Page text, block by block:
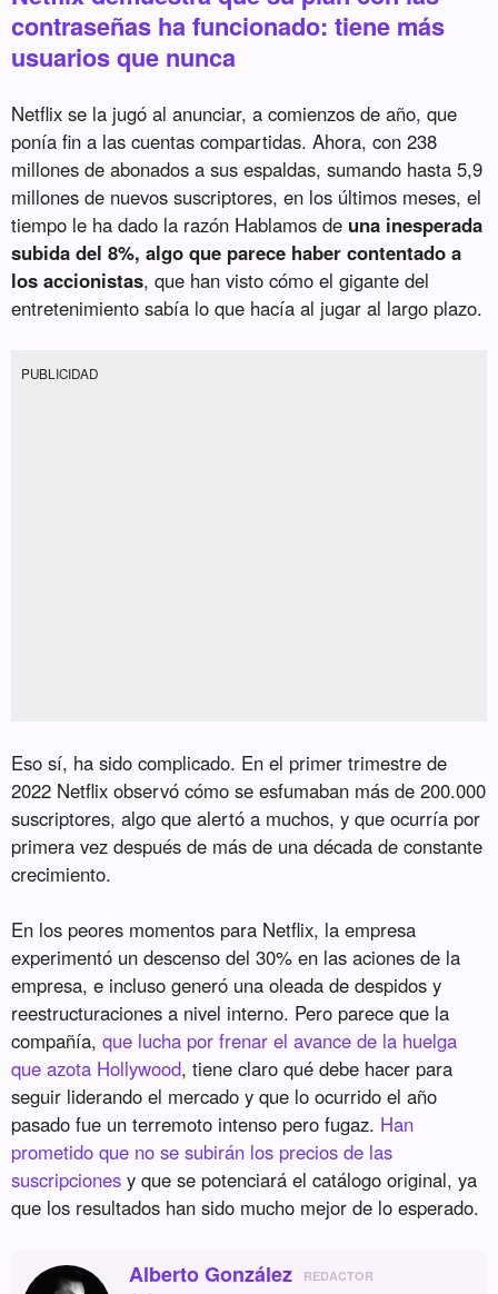
contraseñas ha funcionado: tiene más
usuarios que nunca
Netflix se la jugó al anunciar, a comienzos de año, que
ponía fin a las cuentas compartidas. Ahora, con 238
millones de abonados a sus espaldas, sumando hasta 5,9
millones de nuevos suscriptores, en los últimos meses, el
tiempo le ha dado la razón Hablamos de una inesperada
subida del 8%, algo que parece haber contentado a
los accionistas, que han visto cómo el gigante del
entretenimiento sabía lo que hacía al jugar al largo plazo.
PUBLICIDAD
Eso sí, ha sido complicado. En el primer trimestre de
2022 Netflix observó cómo se esfumaban más de 200.000
suscriptores, algo que alertó a muchos, y que ocurría por
primera vez después de más de una década de constante
crecimiento.
En los peores momentos para Netflix, la empresa
experimentó un descenso del 30% en las aciones de la
empresa, e incluso generó una oleada de despidos y
reestructuraciones a nivel interno. Pero parece que la
compañía,que lucha por frenar el avance de la huelga
que azota Hollywood, tiene claro qué debe hacer para
seguir liderando el mercado y que lo ocurrido el año
pasado fue un terremoto intenso pero fugaz. Han
prometido que no se subirán los precios de las
suscripciones y que se potenciará el catálogo original, ya
que los resultados han sido mucho mejor de lo esperado.
Alberto González REDACTOR